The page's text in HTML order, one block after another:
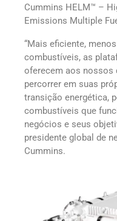
Cummins HELM™ –
Emissions Multiple
“Mais eficiente,
combustíveis, as
oferecem aos
percorrer em suas
transição energética,
combustíveis que
negócios e seus
presidente global de
Cummins.